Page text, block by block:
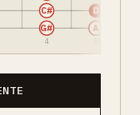
4
G# A
C# D